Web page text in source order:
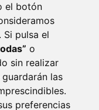
el botón
Si pulsa el
o
sin realizar
las
preferencias
EXTERNO AL